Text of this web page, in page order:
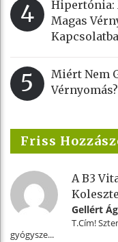
4
Hipertónia:
Magas
5
Miért Nem
Vérnyomás?
Friss
A B3
Gellért
T.Cím!
gyógysze...